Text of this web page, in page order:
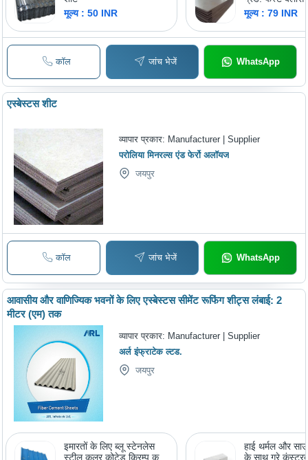
मूल्य : 50 INR
मूल्य : 79 INR
कॉल जांच भेजें WhatsApp
एस्बेस्टस शीट
व्यापार प्रकार: Manufacturer | Supplier
परोलिया मिनरल्स एंड फेर्रो अलॉयज
जयपुर
कॉल जांच भेजें WhatsApp
आवासीय और वाणिज्यिक भवनों के लिए एस्बेस्टस सीमेंट रूफिंग शीट्स लंबाई: 2
मीटर (एम) तक
व्यापार प्रकार: Manufacturer | Supplier
अर्ल इंफ्राटेक ल्टड.
जयपुर
इमारतों के लिए ब्लू स्टेनलेस
स्टील कलर कोटेड क्रिम्प कर्व्ड
हाई थर्मल और
के साथ ग्रे